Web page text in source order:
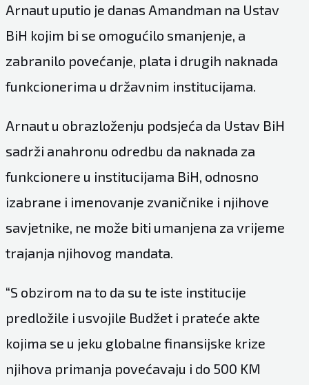
Arnaut uputio je danas Amandman na Ustav
BiH kojim bi se omogućilo smanjenje, a
zabranilo povećanje, plata i drugih naknada
funkcionerima u državnim institucijama.
Arnaut u obrazloženju podsjeća da Ustav BiH
sadrži anahronu odredbu da naknada za
funkcionere u institucijama BiH, odnosno
izabrane i imenovanje zvaničnike i njihove
savjetnike, ne može biti umanjena za vrijeme
trajanja njihovog mandata.
“S obzirom na to da su te iste institucije
predložile i usvojile Budžet i prateće akte
kojima se u jeku globalne finansijske krize
njihova primanja povećavaju i do 500 KM